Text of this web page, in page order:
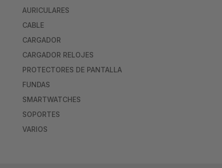
AURICULARES
CABLE
CARGADOR
CARGADOR RELOJES
PROTECTORES DE PANTALLA
FUNDAS
SMARTWATCHES
SOPORTES
VARIOS